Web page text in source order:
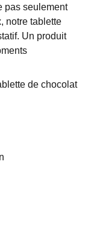
pas seulement
notre tablette
Un produit
de chocolat